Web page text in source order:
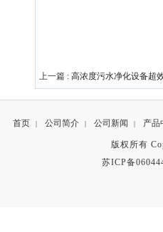
上一篇 : 高浓度污水净化设备超
首页 | 公司简介 | 公司新闻 | 产品
版权所有
苏ICP备